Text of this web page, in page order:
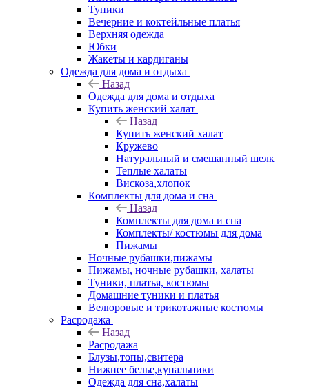
Туники
Вечерние и коктейльные платья
Верхняя одежда
Юбки
Жакеты и кардиганы
Одежда для дома и отдыха
Назад
Одежда для дома и отдыха
Купить женский халат
Назад
Купить женский халат
Кружево
Натуральный и смешанный шелк
Теплые халаты
Вискоза,хлопок
Комплекты для дома и сна
Назад
Комплекты для дома и сна
Комплекты/ костюмы для дома
Пижамы
Ночные рубашки,пижамы
Пижамы, ночные рубашки, халаты
Туники, платья, костюмы
Домашние туники и платья
Велюровые и трикотажные костюмы
Расродажа
Назад
Расродажа
Блузы,топы,свитера
Нижнее белье,купальники
Одежда для сна,халаты